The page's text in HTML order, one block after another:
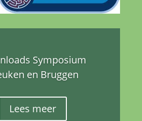
Symposium
en Bruggen
Lees meer